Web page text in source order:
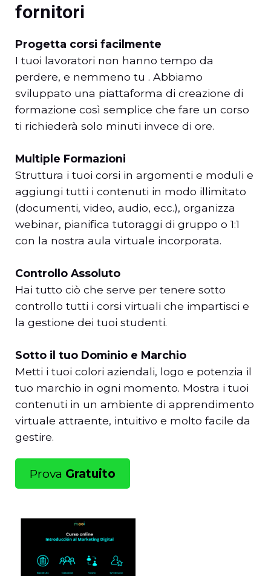
fornitori
Progetta corsi facilmente
I tuoi lavoratori non hanno tempo da
perdere, e nemmeno tu . Abbiamo
sviluppato una piattaforma di creazione di
formazione così semplice che fare un corso
ti richiederà solo minuti invece di ore.
Multiple Formazioni
Struttura i tuoi corsi in argomenti e moduli e
aggiungi tutti i contenuti in modo illimitato
(documenti, video, audio, ecc.), organizza
webinar, pianifica tutoraggi di gruppo o 1:1
con la nostra aula virtuale incorporata.
Controllo Assoluto
Hai tutto ciò che serve per tenere sotto
controllo tutti i corsi virtuali che impartisci e
la gestione dei tuoi studenti.
Sotto il tuo Dominio e Marchio
Metti i tuoi colori aziendali, logo e potenzia il
tuo marchio in ogni momento. Mostra i tuoi
contenuti in un ambiente di apprendimento
virtuale attraente, intuitivo e molto facile da
gestire.
Prova Gratuito